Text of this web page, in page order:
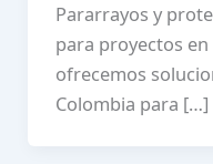
Pararrayos y
para proyectos en
ofrecemos
Colombia para […]